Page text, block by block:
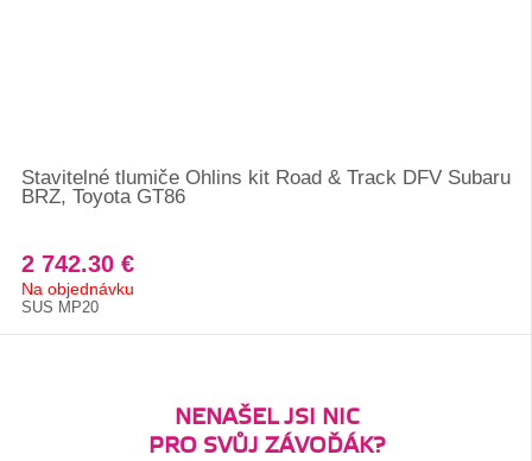
Stavitelné tlumiče Ohlins kit Road & Track DFV Subaru
BRZ, Toyota GT86
2 742.30 €
Na objednávku
SUS MP20
NENAŠEL JSI NIC
PRO SVŮJ ZÁVOĎÁK?